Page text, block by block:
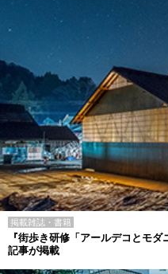
掲載雑誌・書籍
『街歩き研修「アールデコとモ
記事が掲載